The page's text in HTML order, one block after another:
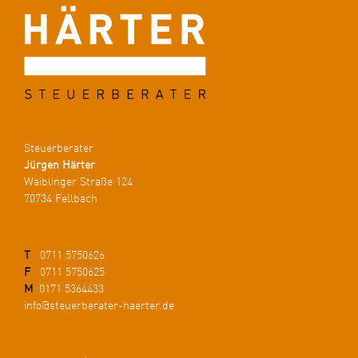
Steuerberater
Jürgen Härter
Waiblinger Straße 124
70734 Fellbach
T 0711 5750626
F 0711 5750625
M 0171 5364433
info@steuerberater-haerter.de